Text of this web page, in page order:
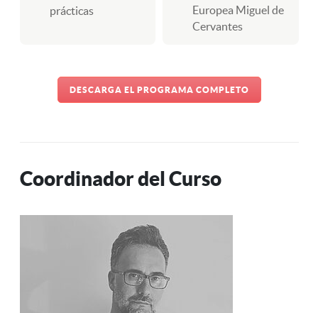
prácticas
Europea Miguel de
Cervantes
DESCARGA EL PROGRAMA COMPLETO
Coordinador del Curso